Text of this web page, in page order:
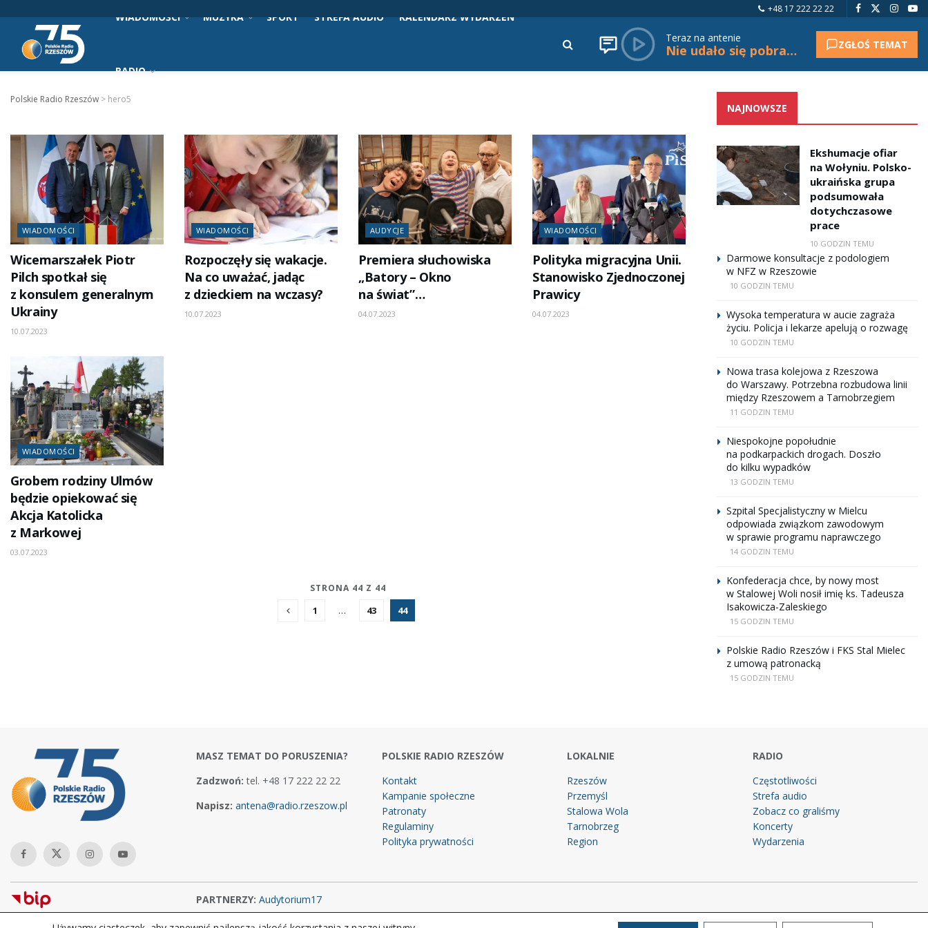
+48 17 222 22 22
WIADOMOŚCI MUZYKA SPORT STREFA AUDIO KALENDARZ WYDARZEŃ
RADIO
Teraz na antenie
Nie udało się pobrać tytułu. ZGŁOŚ TEMAT
Polskie Radio Rzeszów > hero5
WIADOMOŚCI
Wicemarszałek Piotr
Pilch spotkał się
z konsulem generalnym
Ukrainy
10.07.2023
WIADOMOŚCI
Rozpoczęły się wakacje.
Na co uważać, jadąc
z dzieckiem na wczasy?
10.07.2023
AUDYCJE
Premiera słuchowiska
„Batory – Okno
na świat”…
04.07.2023
WIADOMOŚCI
Polityka migracyjna Unii.
Stanowisko Zjednoczonej
Prawicy
04.07.2023
WIADOMOŚCI
Grobem rodziny Ulmów
będzie opiekować się
Akcja Katolicka
z Markowej
03.07.2023
STRONA 44 Z 44
1 … 43 44
NAJNOWSZE
Ekshumacje ofiar
na Wołyniu. Polsko-
ukraińska grupa
podsumowała
dotychczasowe
prace
10 GODZIN TEMU
Darmowe konsultacje z podologiem
w NFZ w Rzeszowie
10 GODZIN TEMU
Wysoka temperatura w aucie zagraża
życiu. Policja i lekarze apelują o rozwagę
10 GODZIN TEMU
Nowa trasa kolejowa z Rzeszowa
do Warszawy. Potrzebna rozbudowa linii
między Rzeszowem a Tarnobrzegiem
11 GODZIN TEMU
Niespokojne popołudnie
na podkarpackich drogach. Doszło
do kilku wypadków
13 GODZIN TEMU
Szpital Specjalistyczny w Mielcu
odpowiada związkom zawodowym
w sprawie programu naprawczego
14 GODZIN TEMU
Konfederacja chce, by nowy most
w Stalowej Woli nosił imię ks. Tadeusza
Isakowicza-Zaleskiego
15 GODZIN TEMU
Polskie Radio Rzeszów i FKS Stal Mielec
z umową patronacką
15 GODZIN TEMU
MASZ TEMAT DO PORUSZENIA?
Zadzwoń: tel. +48 17 222 22 22
Napisz: antena@radio.rzeszow.pl
POLSKIE RADIO RZESZÓW
Kontakt
Kampanie społeczne
Patronaty
Regulaminy
Polityka prywatności
LOKALNIE
Rzeszów
Przemyśl
Stalowa Wola
Tarnobrzeg
Region
RADIO
Częstotliwości
Strefa audio
Zobacz co graliśmy
Koncerty
Wydarzenia
PARTNERZY: Audytorium17